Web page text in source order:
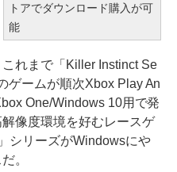
トアでダウンロード購入が可
能
れまで「Killer Instinct Se
ゲームが順次Xbox Play An
One/Windows 10用で発
像度環境を好むレースゲ
シリーズがWindowsにや
。